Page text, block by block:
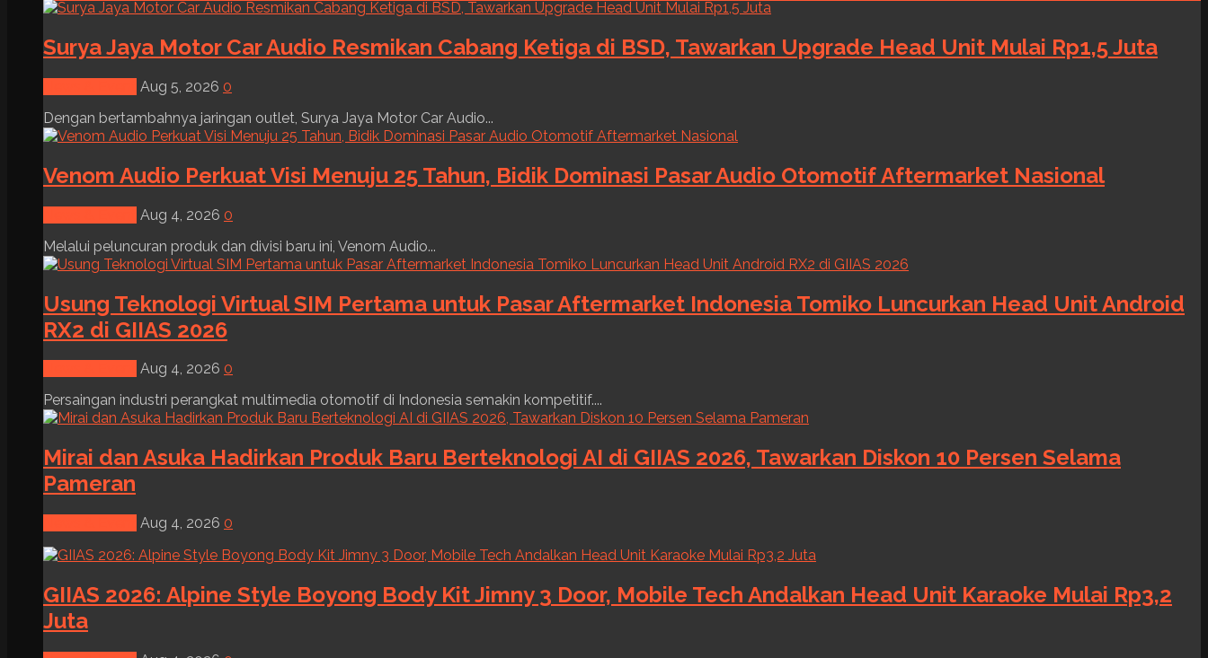
Surya Jaya Motor Car Audio Resmikan Cabang Ketiga di BSD, Tawarkan Upgrade Head Unit Mulai Rp1,5 Juta
Aug 5, 2026 0
Dengan bertambahnya jaringan outlet, Surya Jaya Motor Car Audio...
Venom Audio Perkuat Visi Menuju 25 Tahun, Bidik Dominasi Pasar Audio Otomotif Aftermarket Nasional
Aug 4, 2026 0
Melalui peluncuran produk dan divisi baru ini, Venom Audio...
Usung Teknologi Virtual SIM Pertama untuk Pasar Aftermarket Indonesia Tomiko Luncurkan Head Unit Android
RX2 di GIIAS 2026
Aug 4, 2026 0
Persaingan industri perangkat multimedia otomotif di Indonesia semakin kompetitif....
Mirai dan Asuka Hadirkan Produk Baru Berteknologi AI di GIIAS 2026, Tawarkan Diskon 10 Persen Selama
Pameran
Aug 4, 2026 0
GIIAS 2026: Alpine Style Boyong Body Kit Jimny 3 Door, Mobile Tech Andalkan Head Unit Karaoke Mulai Rp3,2
Juta